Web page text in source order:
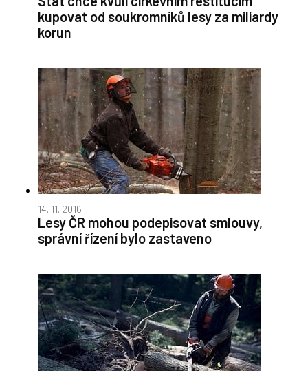
kupovat od soukromníků lesy za miliardy
korun
14. 11. 2016
Lesy ČR mohou podepisovat smlouvy,
správní řízení bylo zastaveno